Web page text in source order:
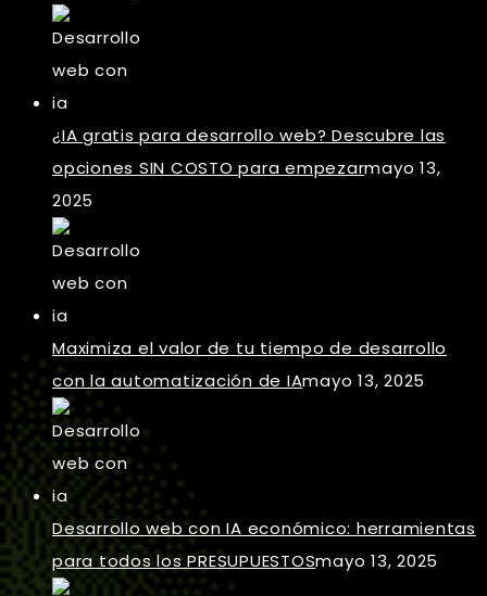
¿IA gratis para desarrollo web? Descubre las
opciones SIN COSTO para empezarmayo 13,
2025
Maximiza el valor de tu tiempo de desarrollo
con la automatización de IAmayo 13, 2025
Desarrollo web con IA económico: herramientas
para todos los PRESUPUESTOSmayo 13, 2025